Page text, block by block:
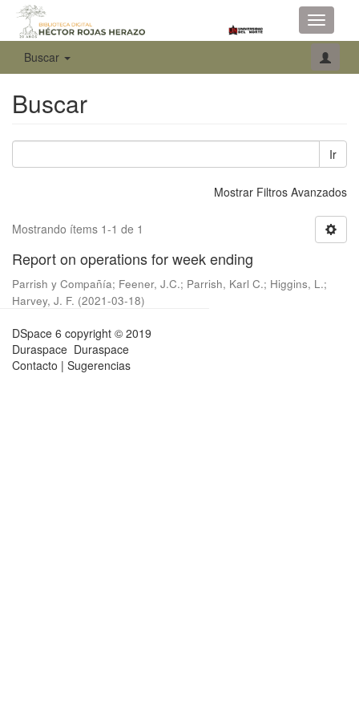
Toggle
Buscar
Buscar
Ir
Mostrar Filtros Avanzados
Mostrando ítems 1-1 de 1
Report on operations for week ending
Parrish y Compañía; Feener, J.C.; Parrish, Karl C.; Higgins, L.;
Harvey, J. F. (2021-03-18)
DSpace 6 copyright © 2019
Duraspace Duraspace
Contacto | Sugerencias